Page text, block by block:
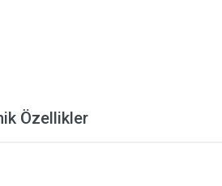
Özellikler